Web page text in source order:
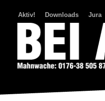
Aktiv! Downloads Jura